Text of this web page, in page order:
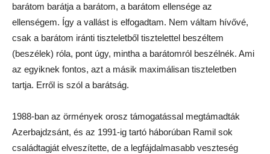
barátom barátja a barátom, a barátom ellensége az
ellenségem. Így a vallást is elfogadtam. Nem váltam hívővé,
csak a barátom iránti tiszteletből tisztelettel beszéltem
(beszélek) róla, pont úgy, mintha a barátomról beszélnék. Ami
az egyiknek fontos, azt a másik maximálisan tiszteletben
tartja. Erről is szól a barátság.
1988-ban az örmények orosz támogatással megtámadták
Azerbajdzsánt, és az 1991-ig tartó háborúban Ramil sok
családtagját elveszítette, de a legfájdalmasabb veszteség